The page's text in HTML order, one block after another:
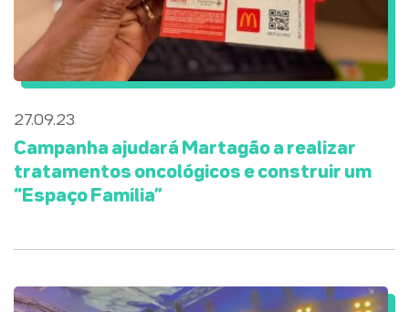
27.09.23
Campanha ajudará Martagão a realizar
tratamentos oncológicos e construir um
“Espaço Família”